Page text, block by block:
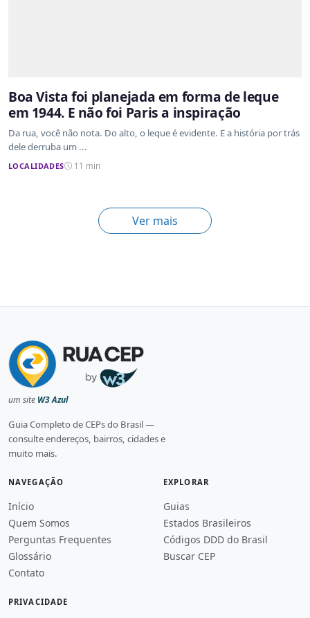
Boa Vista foi planejada em forma de leque
em 1944. E não foi Paris a inspiração
Da rua, você não nota. Do alto, o leque é evidente. E a história por trás
dele derruba um ...
LOCALIDADES 11 min
Ver mais
um site W3 Azul
Guia Completo de CEPs do Brasil —
consulte endereços, bairros, cidades e
muito mais.
NAVEGAÇÃO
Início
Quem Somos
Perguntas Frequentes
Glossário
Contato
EXPLORAR
Guias
Estados Brasileiros
Códigos DDD do Brasil
Buscar CEP
PRIVACIDADE